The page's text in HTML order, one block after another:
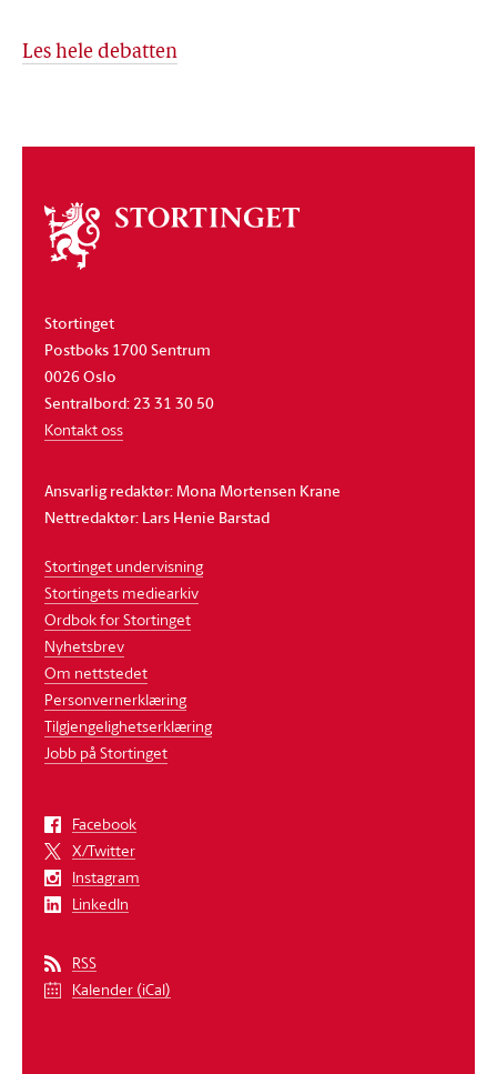
Les hele debatten
Om
stortinget
Stortinget
Postboks 1700 Sentrum
0026 Oslo
Sentralbord: 23 31 30 50
Kontakt oss
Ansvarlig redaktør: Mona Mortensen Krane
Nettredaktør: Lars Henie Barstad
Stortinget undervisning
Stortingets mediearkiv
Ordbok for Stortinget
Nyhetsbrev
Om nettstedet
Personvernerklæring
Tilgjengelighetserklæring
Jobb på Stortinget
Facebook
X/Twitter
Instagram
LinkedIn
RSS
Kalender (iCal)